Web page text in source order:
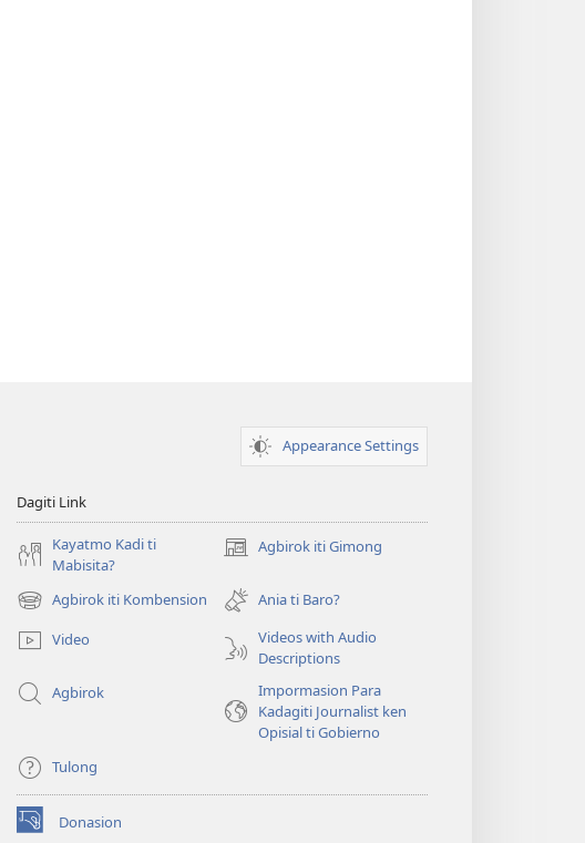
Appearance Settings
Dagiti Link
Kayatmo Kadi ti
Mabisita?
Agbirok iti Gimong
(manglukat
baro
window)
Agbirok iti Kombension
(manglukat
iti
baro
window)
Ania ti Baro?
Video
Videos with Audio
Descriptions
Agbirok
Impormasion Para
Kadagiti Journalist ken
Opisial ti Gobierno
Tulong
Donasion
(manglukat